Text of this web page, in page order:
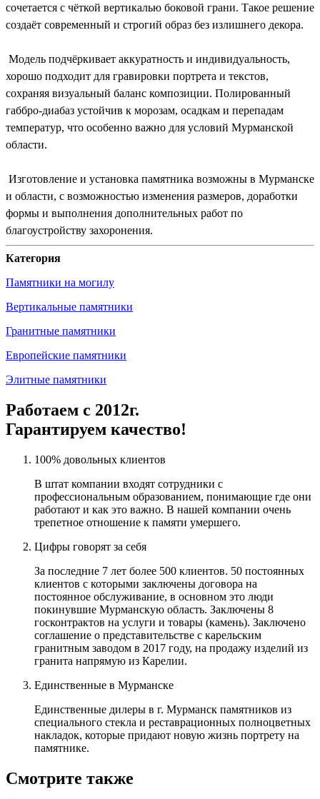
сочетается с чёткой вертикалью боковой грани. Такое решение
создаёт современный и строгий образ без излишнего декора.
Модель подчёркивает аккуратность и индивидуальность,
хорошо подходит для гравировки портрета и текстов,
сохраняя визуальный баланс композиции. Полированный
габбро-диабаз устойчив к морозам, осадкам и перепадам
температур, что особенно важно для условий Мурманской
области.
Изготовление и установка памятника возможны в Мурманске
и области, с возможностью изменения размеров, доработки
формы и выполнения дополнительных работ по
благоустройству захоронения.
Категория
Памятники на могилу
Вертикальные памятники
Гранитные памятники
Европейские памятники
Элитные памятники
Работаем с 2012г.
Гарантируем качество!
100% довольных клиентов
В штат компании входят сотрудники с
профессиональным образованием, понимающие где они
работают и как это важно. В нашей компании очень
трепетное отношение к памяти умершего.
Цифры говорят за себя
За последние 7 лет более 500 клиентов. 50 постоянных
клиентов с которыми заключены договора на
постоянное обслуживание, в основном это люди
покинувшие Мурманскую область. Заключены 8
госконтрактов на услуги и товары (камень). Заключено
соглашение о представительстве с карельским
гранитным заводом в 2017 году, на продажу изделий из
гранита напрямую из Карелии.
Единственные в Мурманске
Единственные дилеры в г. Мурманск памятников из
специального стекла и реставрационных полноцветных
накладок, которые придают новую жизнь портрету на
памятнике.
Смотрите также